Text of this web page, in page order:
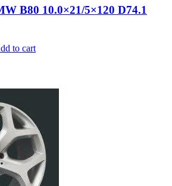
B80 10.0×21/5×120 D74.1
to cart